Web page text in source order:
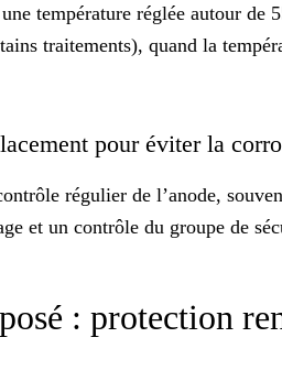
température réglée autour
traitements), quand la
pour éviter la
régulier de l’anode,
et un contrôle du groupe de
: protection